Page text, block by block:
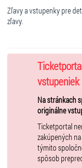
Zľavy a vstupenky pre
zľavy.
vstupeniek
Na stránkach
originálne
Ticketportal
zakúpených
týmito
spôsob